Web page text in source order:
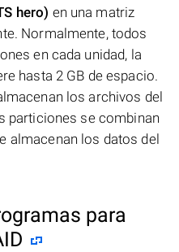
hero) en una matriz
Normalmente, todos
en cada unidad, la
hasta 2 GB de espacio.
los archivos del
particiones se combinan
almacenan los datos del
para